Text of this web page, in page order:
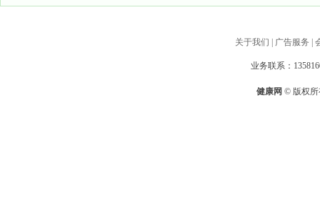
关于我们 广告服务
业务联系：
健康网 © 版权所